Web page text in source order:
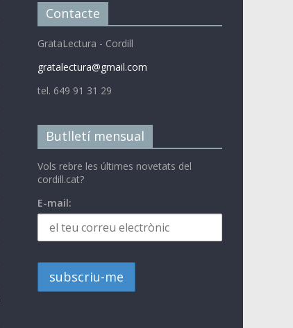
Contacte
GrataLectura - Cordill
gratalectura@gmail.com
tel. 649 91 31 29
Butlletí mensual
Vols rebre les últimes novetats del
cordill.cat?
E-mail: